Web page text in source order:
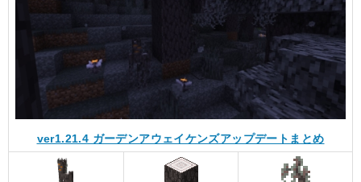
ver1.21.4 ガーデンアウェイケンズアップデートまとめ